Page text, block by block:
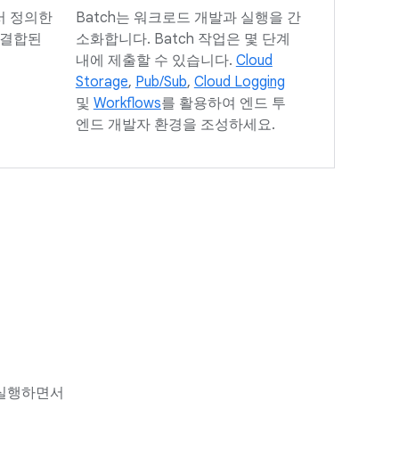
정의한
합된
Batch는 워크로드 개발과 실행을 간
소화합니다. Batch 작업은 몇 단계
내에 제출할 수 있습니다. Cloud
Storage, Pub/Sub, Cloud Logging
및 Workflows를 활용하여 엔드 투
엔드 개발자 환경을 조성하세요.
행하면서